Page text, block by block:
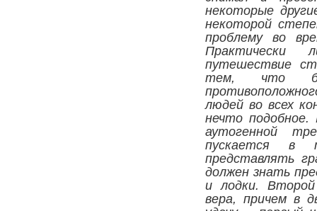
некоторые
некоторой
проблему во
путешествие
тем, что
людей во всех
нечто
аутогенной
пускается в
представлять
должен знать
и лодки.
вера, причем в